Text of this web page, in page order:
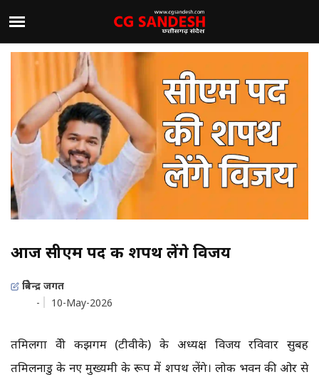
आज सीएम पद की शपथ लेंगे विजय
त्रिवेन्द्र जगत
-
10-May-2026
तमिलगा वेत्री कझगम (टीवीके) के अध्यक्ष विजय रविवार सुबह
तमिलनाडु के नए मुख्यमंत्री के रूप में शपथ लेंगे। लोक भवन की ओर से